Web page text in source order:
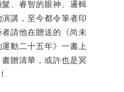
、睿智的眼神、邏輯
講，至今都令筆者印
請他在贈送的《尚未
動二十五年》一書上
贈清華，或許也是冥